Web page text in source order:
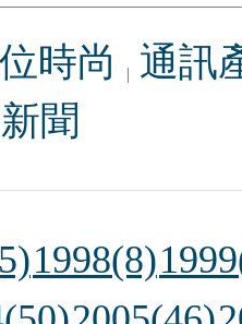
時尚
通訊
聞
1998(8)